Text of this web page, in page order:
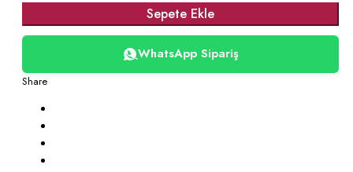
Sepete Ekle
WhatsApp Sipariş
Share